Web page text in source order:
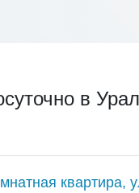
в
квартира,